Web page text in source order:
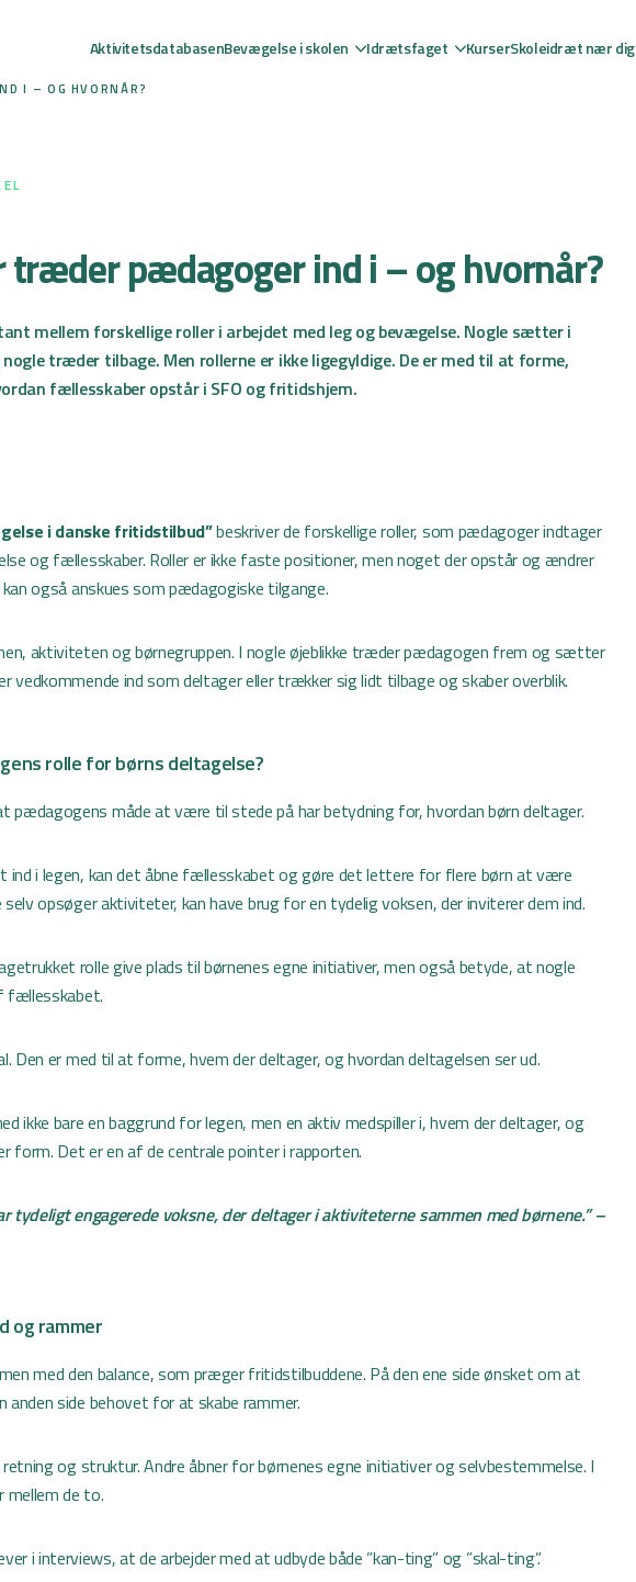
AktivitetsdatabasenBevægelse i skolen Idrætsfaget KurserSkoleidræt nær dig
I – OG HVORNÅR?
træder pædagoger ind i – og hvornår?
mellem forskellige roller i arbejdet med leg og bevægelse. Nogle sætter i
træder tilbage. Men rollerne er ikke ligegyldige. De er med til at forme,
fællesskaber opstår i SFO og fritidshjem.
i danske fritidstilbud”beskriver de forskellige roller, som pædagoger indtager
og fællesskaber. Roller er ikke faste positioner, men noget der opstår og ændrer
også anskues som pædagogiske tilgange.
aktiviteten og børnegruppen. I nogle øjeblikke træder pædagogen frem og sætter
vedkommende ind som deltager eller trækker sig lidt tilbage og skaber overblik.
rolle for børns deltagelse?
pædagogens måde at være til stede på har betydning for, hvordan børn deltager.
ind i legen, kan det åbne fællesskabet og gøre det lettere for flere børn at være
opsøger aktiviteter, kan have brug for en tydelig voksen, der inviterer dem ind.
rolle give plads til børnenes egne initiativer, men også betyde, at nogle
fællesskabet.
Den er med til at forme, hvem der deltager, og hvordan deltagelsen ser ud.
ikke bare en baggrund for legen, men en aktiv medspiller i, hvem der deltager, og
form. Det er en af de centrale pointer i rapporten.
tydeligt engagerede voksne, der deltager i aktiviteterne sammen med børnene.” –
og rammer
med den balance, som præger fritidstilbuddene. På den ene side ønsket om at
anden side behovet for at skabe rammer.
og struktur. Andre åbner for børnenes egne initiativer og selvbestemmelse. I
mellem de to.
i interviews, at de arbejder med at udbyde både ”kan-ting” og ”skal-ting”.